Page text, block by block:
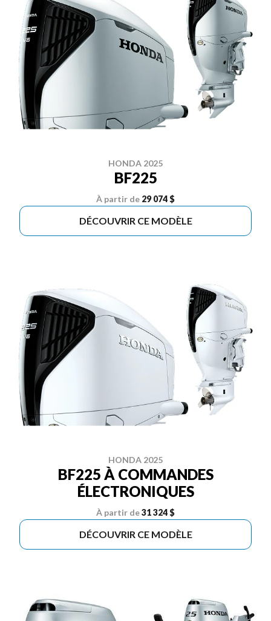
HONDA 2025
BF225
À partir de 29 074 $
DÉCOUVRIR CE MODÈLE
HONDA 2025
BF225 À COMMANDES
ÉLECTRONIQUES
À partir de31 324 $
DÉCOUVRIR CE MODÈLE